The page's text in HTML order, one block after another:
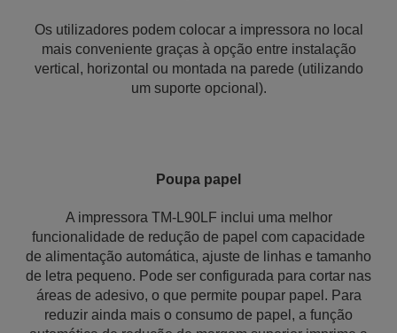
Os utilizadores podem colocar a impressora no local
mais conveniente graças à opção entre instalação
vertical, horizontal ou montada na parede (utilizando
um suporte opcional).
Poupa papel
A impressora TM-L90LF inclui uma melhor
funcionalidade de redução de papel com capacidade
de alimentação automática, ajuste de linhas e tamanho
de letra pequeno. Pode ser configurada para cortar nas
áreas de adesivo, o que permite poupar papel. Para
reduzir ainda mais o consumo de papel, a função